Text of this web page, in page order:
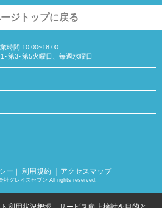
ジトップに戻る
時間:10:00~18:00
･第3･第5火曜日、毎週水曜日
ー ｜ 利用規約 ｜アクセスマップ
社グレイスセブン All rights reserved.